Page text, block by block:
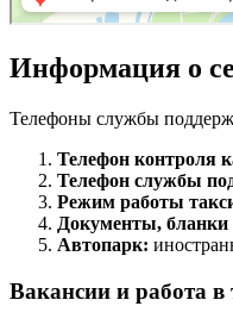
Информация о
Телефоны службы
Телефон контроля
Телефон службы
Режим работы
Документы, бланки
Автопарк:
Вакансии и работа